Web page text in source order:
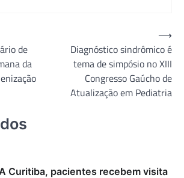
de
da
Diagnóstico sindrômico é
tema de simpósio no XIII
Congresso Gaúcho de
Atualização em Pediatria
⟶
Curitiba, pacientes recebem visita